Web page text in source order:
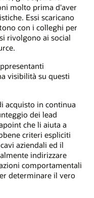
molto prima d'aver
Essi scaricano
con i colleghi per
rivolgono ai social
visibilità su questi
acquisto in continua
dei lead
che li aiuta a
criteri espliciti
aziendali ed il
indirizzare
comportamentali
determinare il vero